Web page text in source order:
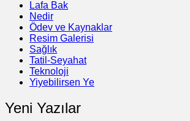
Lafa Bak
Nedir
Ödev ve Kaynaklar
Resim Galerisi
Sağlık
Tatil-Seyahat
Teknoloji
Yiyebilirsen Ye
Yeni Yazılar